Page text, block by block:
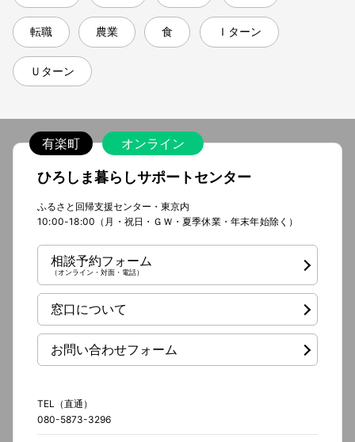
転職 農業 食 Ｉターン
Ｕターン
有楽町 オンライン
ひろしま暮らしサポートセンター
ふるさと回帰支援センター・東京内
10:00-18:00（月・祝日・ＧＷ・夏季休業・年末年始除く）
相談予約フォーム
（オンライン・対面・電話）
窓口について
お問い合わせフォーム
TEL（直通）
080-5873-3296